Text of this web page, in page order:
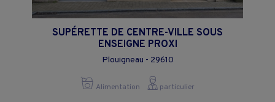
SUPÉRETTE DE CENTRE-VILLE SOUS
ENSEIGNE PROXI
Plouigneau - 29610
Alimentation particulier